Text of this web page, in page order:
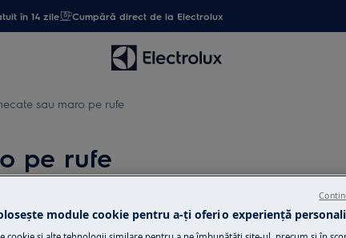
în 14 zile Cumpără direct de la Electrolux
sau maro pe rufe
pe rufe
Solicită
module cookie pentru a-ţi oferi o experienţă